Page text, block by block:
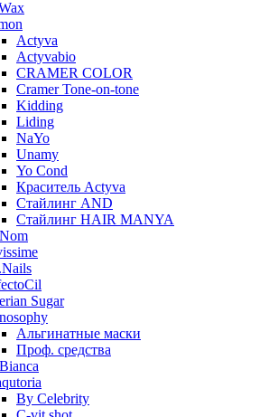
Actyva
Actyvabio
CRAMER COLOR
Cramer Tone-on-tone
Kidding
Liding
NaYo
Unamy
Yo Cond
Краситель Actyva
Стайлинг AND
Стайлинг HAIR MANYA
Sugar
Альгинатные маски
Проф. средства
By Celebrity